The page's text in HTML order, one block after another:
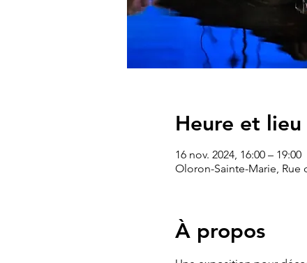
Heure et lieu
16 nov. 2024, 16:00 – 19:00
Oloron-Sainte-Marie, Rue
À propos